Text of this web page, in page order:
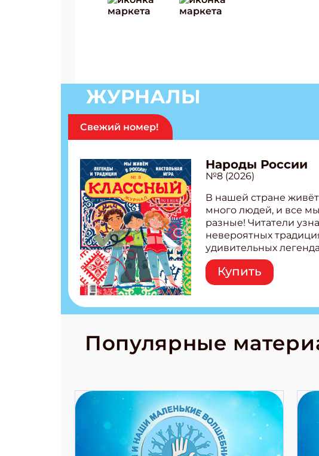
ЖУРНАЛЫ
Свежий номер!
Народы России
№8 (2026)
В нашей стране
много людей, и все
разные! Читатели
невероятных
удивительных
народов России!
Легенды татар,
бурятов Настольная
странные слова
космические
Купить
Популярные